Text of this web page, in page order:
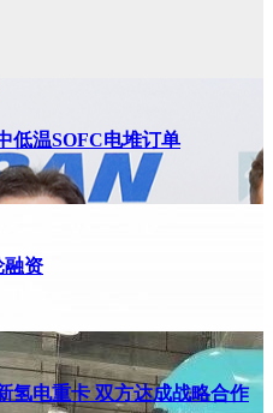
低温SOFC电堆订单
融资
氢电重卡 双方达成战略合作